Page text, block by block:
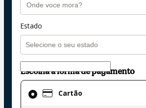
Estado
Escolha a forma de pagamento
Cartão
Cartão
selecionado